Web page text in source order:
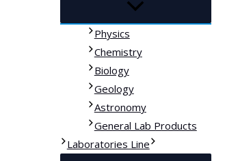
Physics
Chemistry
Biology
Geology
Astronomy
General Lab Products
Laboratories Line